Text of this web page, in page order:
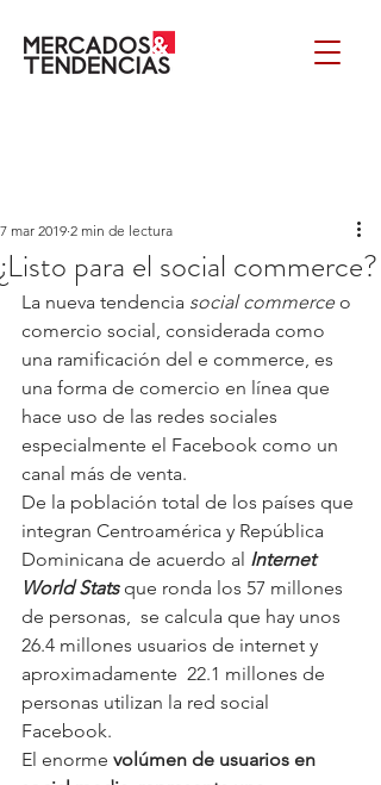
¿Listo para el social commerce?
7 mar 2019 2 min de lectura
La nueva tendencia social commerce o
comercio social, considerada como
una ramificación del e commerce, es
una forma de comercio en línea que
hace uso de las redes sociales
especialmente el Facebook como un
canal más de venta.
De la población total de los países que
integran Centroamérica y República
Dominicana de acuerdo al Internet
World Stats que ronda los 57 millones
de personas,  se calcula que hay unos
26.4 millones usuarios de internet y
aproximadamente  22.1 millones de
personas utilizan la red social
Facebook.
El enorme volúmen de usuarios en